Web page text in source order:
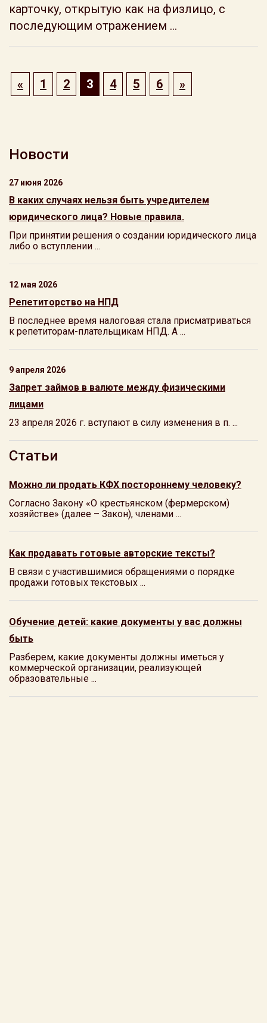
карточку, открытую как на физлицо, с
последующим отражением ...
« 1 2 3 4 5 6 »
Новости
27 июня 2026
В каких случаях нельзя быть учредителем
юридического лица? Новые правила.
При принятии решения о создании юридического лица
либо о вступлении ...
12 мая 2026
Репетиторство на НПД
В последнее время налоговая стала присматриваться
к репетиторам-плательщикам НПД. А ...
9 апреля 2026
Запрет займов в валюте между физическими
лицами
23 апреля 2026 г. вступают в силу изменения в п. ...
Статьи
Можно ли продать КФХ постороннему человеку?
Согласно Закону «О крестьянском (фермерском)
хозяйстве» (далее – Закон), членами ...
Как продавать готовые авторские тексты?
В связи с участившимися обращениями о порядке
продажи готовых текстовых ...
Обучение детей: какие документы у вас должны
быть
Разберем, какие документы должны иметься у
коммерческой организации, реализующей
образовательные ...